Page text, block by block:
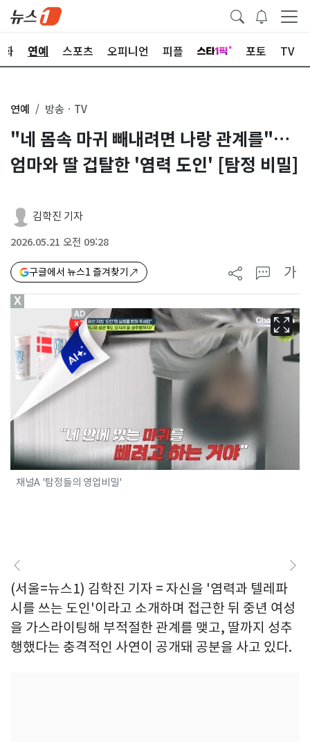
화 연예 스포츠 오피니언 피플 포토 TV
연예 방송ㆍTV
"네 몸속 마귀 빼내려면 나랑 관계를"…
엄마와 딸 겁탈한 '염력 도인' [탐정 비밀]
김학진 기자
2026.05.21 오전 09:28
구글에서 뉴스1 즐겨찾기 가
채널A '탐정들의 영업비밀'
(서울=뉴스1) 김학진 기자 = 자신을 '염력과 텔레파
시를 쓰는 도인'이라고 소개하며 접근한 뒤 중년 여성
을 가스라이팅해 부적절한 관계를 맺고, 딸까지 성추
행했다는 충격적인 사연이 공개돼 공분을 사고 있다.
X